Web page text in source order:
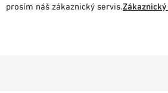
prosím náš zákaznický servis.